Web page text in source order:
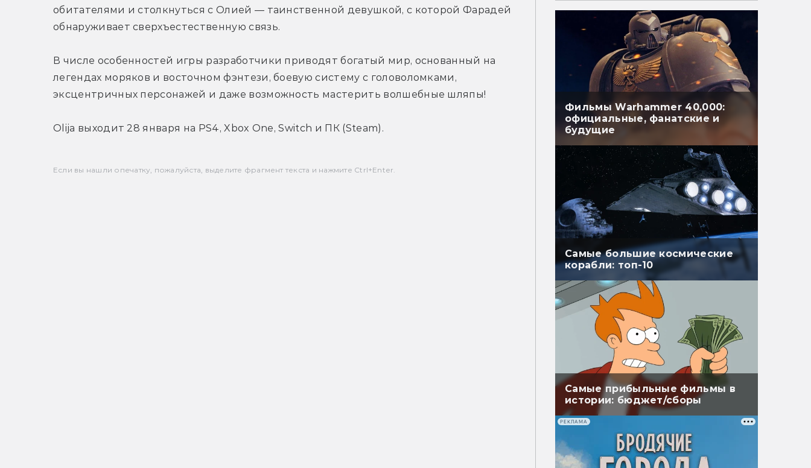
обитателями и столкнуться с Олией — таинственной девушкой, с которой Фарадей
обнаруживает сверхъестественную связь.
В числе особенностей игры разработчики приводят богатый мир, основанный на
легендах моряков и восточном фэнтези, боевую систему с головоломками,
эксцентричных персонажей и даже возможность мастерить волшебные шляпы!
Olija выходит 28 января на PS4, Xbox One, Switch и ПК (Steam).
Если вы нашли опечатку, пожалуйста, выделите фрагмент текста и нажмите Ctrl+Enter.
Фильмы Warhammer 40,000:
официальные, фанатские и
будущие
Самые большие космические
корабли: топ-10
Самые прибыльные фильмы в
истории: бюджет/сборы
РЕКЛАМА